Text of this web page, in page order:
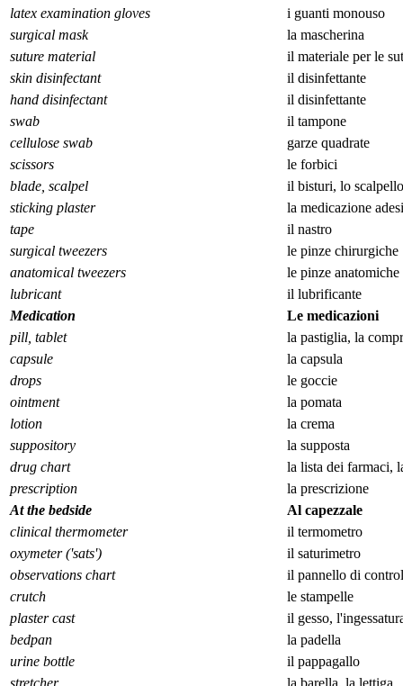
latex examination gloves
i guanti monouso
surgical mask
la mascherina
suture material
il materiale per le
skin disinfectant
il disinfettante
hand disinfectant
il disinfettante
swab
il tampone
cellulose swab
garze quadrate
scissors
le forbici
blade, scalpel
il bisturi, lo scalpello
sticking plaster
la medicazione
tape
il nastro
surgical tweezers
le pinze chirurgiche
anatomical tweezers
le pinze anatomiche
lubricant
il lubrificante
Medication
Le medicazioni
pill, tablet
la pastiglia, la
capsule
la capsula
drops
le goccie
ointment
la pomata
lotion
la crema
suppository
la supposta
drug chart
la lista dei farmaci,
prescription
la prescrizione
At the bedside
Al capezzale
clinical thermometer
il termometro
oxymeter ('sats')
il saturimetro
observations chart
il pannello di
crutch
le stampelle
plaster cast
il gesso,
bedpan
la padella
urine bottle
il pappagallo
stretcher
la barella, la lettiga